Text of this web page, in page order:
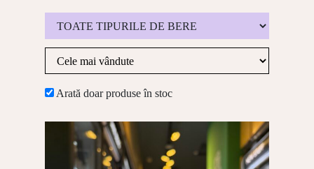
Arată doar produse în stoc